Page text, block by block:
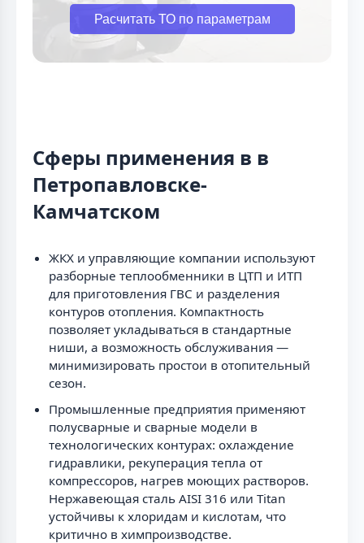
Расчитать ТО по параметрам
Сферы применения в в
Петропавловске-
Камчатском
ЖКХ и управляющие компании используют
разборные теплообменники в ЦТП и ИТП
для приготовления ГВС и разделения
контуров отопления. Компактность
позволяет укладываться в стандартные
ниши, а возможность обслуживания —
минимизировать простои в отопительный
сезон.
Промышленные предприятия применяют
полусварные и сварные модели в
технологических контурах: охлаждение
гидравлики, рекуперация тепла от
компрессоров, нагрев моющих растворов.
Нержавеющая сталь AISI 316 или Titan
устойчивы к хлоридам и кислотам, что
критично в химпроизводстве.